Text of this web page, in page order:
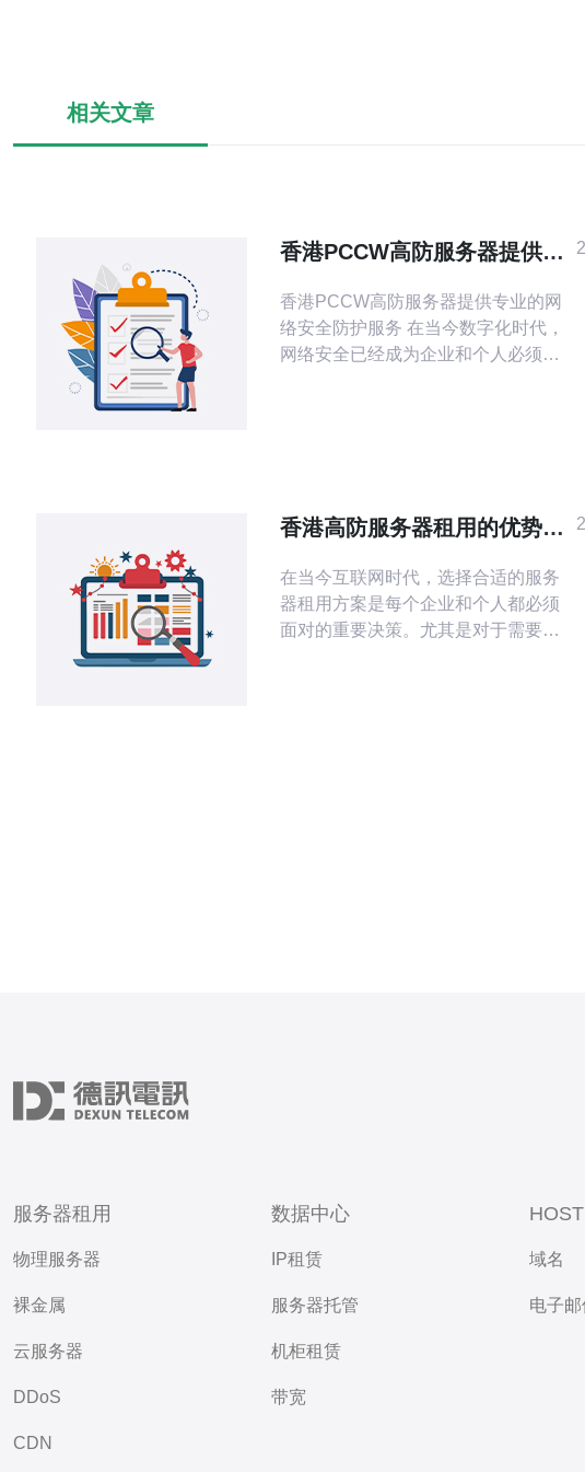
相关文章
香港PCCW高防服务器提供专
香港PCCW高防服务器提供专业的网
络安全防护服务 在当今数字化时代，
网络安全已经成为企业和个人必须重
PCCW高防服务器是一家专业的网络
安全服务提供商，致力于为客户提供
香港高防服务器租用的优势对
在当今互联网时代，选择合适的服务
器租用方案是每个企业和个人都必须
面对的重要决策。尤其是对于需要高
服务器租用
物理服务器
裸金属
云服务器
DDoS
CDN
数据中心
IP租赁
服务器托管
机柜租赁
带宽
HOST
域名
电子